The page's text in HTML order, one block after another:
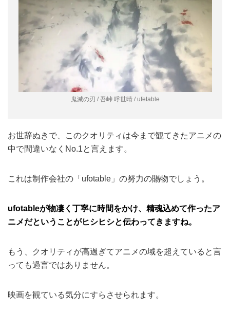
鬼滅の刃 / 吾峠 呼世晴 / ufetable
お世辞ぬきで、このクオリティは今まで観てきたアニメの
中で間違いなくNo.1と言えます。
これは制作会社の「ufotable」の努力の賜物でしょう。
ufotableが物凄く丁寧に時間をかけ、精魂込めて作ったア
ニメだということがヒシヒシと伝わってきますね。
もう、クオリティが高過ぎてアニメの域を超えていると言
っても過言ではありません。
映画を観ている気分にすらさせられます。